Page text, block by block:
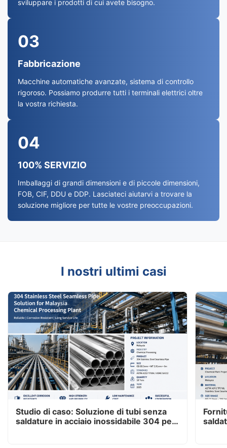
sviluppare i prodotti di cui avete bisogno.
03
Fabbricazione
Macchine automatiche avanzate, sistema di controllo
rigoroso. Possiamo produrre tutti i terminali elettrici oltre
la vostra richiesta.
04
100% SERVIZIO
Imballaggi di grandi dimensioni e di piccole dimensioni,
FOB, CIF, DDU e DDP. Lasciateci aiutarvi a trovare la
soluzione migliore per tutte le vostre preoccupazioni.
I nostri ultimi casi
Studio di caso: Soluzione di tubi senza
saldature in acciaio inossidabile 304 per